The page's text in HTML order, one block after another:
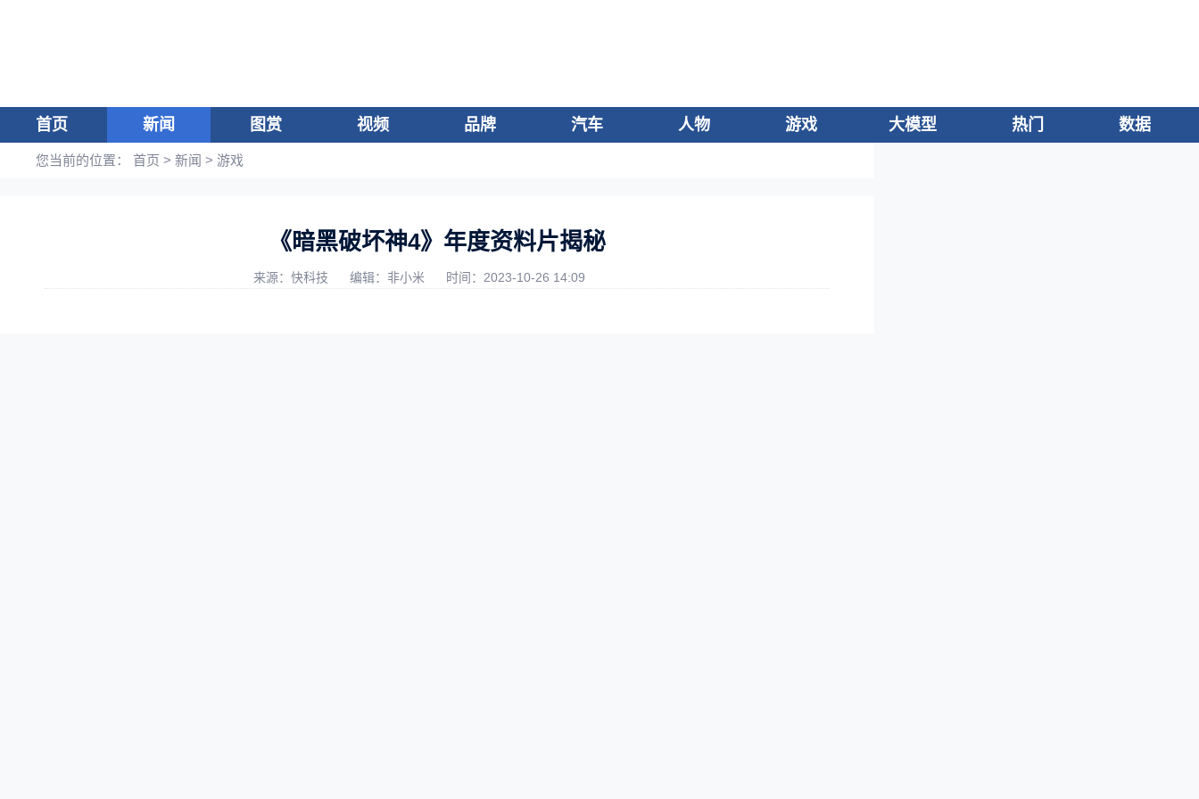
首页 新闻 图赏 视频 品牌 汽车 人物 游戏 大模型 热门 数据
您当前的位置： 首页 > 新闻 > 游戏
《暗黑破坏神4》年度资料片揭秘
来源：快科技 编辑：非小米 时间：2023-10-26 14:09